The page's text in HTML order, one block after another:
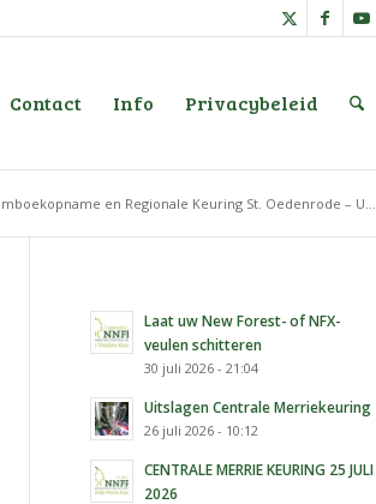
Contact Info Privacybeleid
en Regionale Keuring St. Oedenrode – U...
Laat uw New Forest- of NFX-
veulen schitteren
30 juli 2026 - 21:04
Uitslagen Centrale Merriekeuring
26 juli 2026 - 10:12
CENTRALE MERRIE KEURING 25 JULI
2026